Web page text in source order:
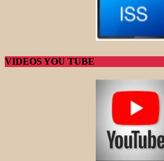
VIDEOS YOU TUBE